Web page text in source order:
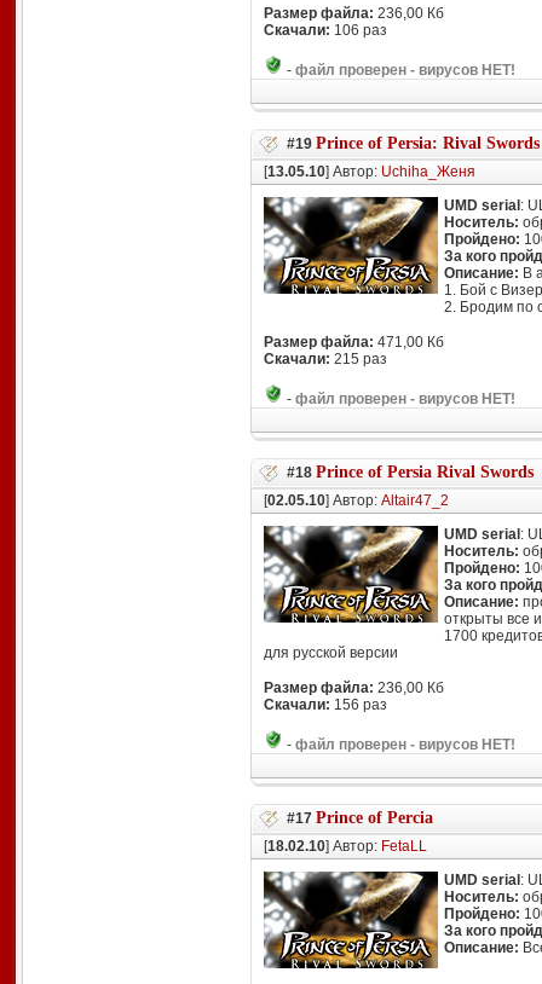
Размер файла: 236,00 Кб
Скачали: 106 раз
- файл проверен - вирусов НЕТ!
#19 Prince of Persia: Rival Swords
[13.05.10] Автор: Uchiha_Женя
UMD serial :
Носитель:
Пройдено:
За кого
Описание: В
1. Бой с
2. Бродим по
Размер файла: 471,00 Кб
Скачали: 215 раз
- файл проверен - вирусов НЕТ!
#18 Prince of Persia Rival Swords
[02.05.10] Автор: Altair47_2
UMD serial :
Носитель:
Пройдено:
За кого
Описание:
открыты все
1700
для русской версии
Размер файла: 236,00 Кб
Скачали: 156 раз
- файл проверен - вирусов НЕТ!
#17 Prince of Percia
[18.02.10] Автор: FetaLL
UMD serial :
Носитель:
Пройдено:
За кого
Описание: